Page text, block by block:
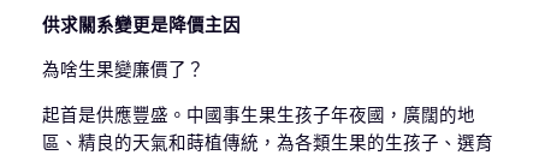
供求關系變更是降價主因
為啥生果變廉價了？
起首是供應豐盛。中國事生果生孩子年夜國，廣闊的地
區、精良的天氣和蒔植傳統，為各類生果的生孩子、選育